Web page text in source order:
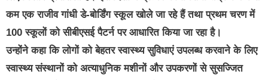
कम एक राजीव गांधी डे-बोर्डिंग स्कूल खोले जा रहे हैं तथा प्रथम चरण में
100 स्कूलों को सीबीएसई पैटर्न पर आधारित किया जा रहा है।
उन्होंने कहा कि लोगों को बेहतर स्वास्थ्य सुविधाएं उपलब्ध करवाने के लिए
स्वास्थ्य संस्थानों को अत्याधुनिक मशीनों और उपकरणों से सुसज्जित